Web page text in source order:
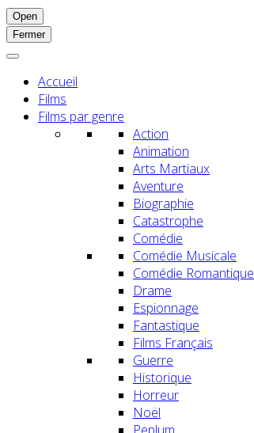
Open
Fermer
Accueil
Films
Films par genre
Action
Animation
Arts Martiaux
Aventure
Biographie
Catastrophe
Comédie
Comédie Musicale
Comédie Romantique
Drame
Espionnage
Fantastique
Films Français
Guerre
Historique
Horreur
Noël